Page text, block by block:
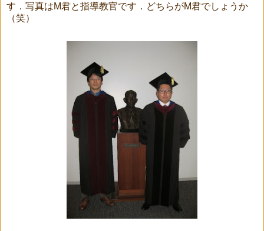
す．写真はM君と指導教官です．どちらがM君でしょうか
（笑）